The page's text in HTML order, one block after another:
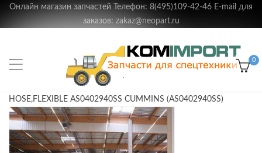
Онлайн магазин запчастей Телефон: 8(495)109-42-46 E-mail для
заказов: zakaz@neopart.ru
0
HOSE,FLEXIBLE AS0402940SS CUMMINS (AS0402940SS)